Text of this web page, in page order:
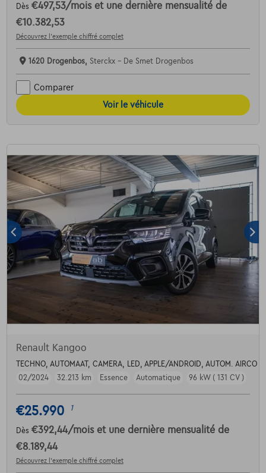
Dès €497,53/mois et une dernière mensualité de
€10.382,53
Découvrez l’exemple chiffré complet
1620 Drogenbos, Sterckx - De Smet Drogenbos
Comparer
Voir le véhicule
Renault Kangoo
TECHNO, AUTOMAAT, CAMERA, LED, APPLE/ANDROID, AUTOM. AIRCO
02/2024
32.213 km Essence Automatique 96 kW ( 131 CV )
€25.990 1
Dès €392,44/mois et une dernière mensualité de
€8.189,44
Découvrez l’exemple chiffré complet